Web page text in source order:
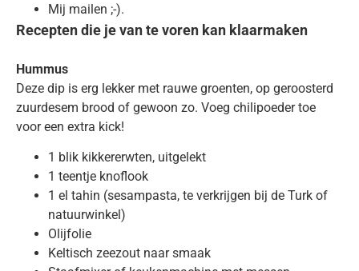
Mij mailen ;-).
Recepten die je van te voren kan klaarmaken
Hummus
Deze dip is erg lekker met rauwe groenten, op geroosterd
zuurdesem brood of gewoon zo. Voeg chilipoeder toe
voor een extra kick!
1 blik kikkererwten, uitgelekt
1 teentje knoflook
1 el tahin (sesampasta, te verkrijgen bij de Turk of
natuurwinkel)
Olijfolie
Keltisch zeezout naar smaak